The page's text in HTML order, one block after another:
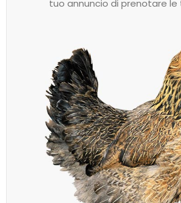
tuo annuncio di prenotare le